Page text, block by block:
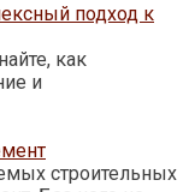
подход к
как
и
строительных